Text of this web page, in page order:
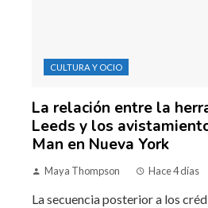
CULTURA Y OCIO
La relación entre la
Leeds y los
Man en Nueva York
Maya Thompson Hace 4 días
La secuencia posterior a los